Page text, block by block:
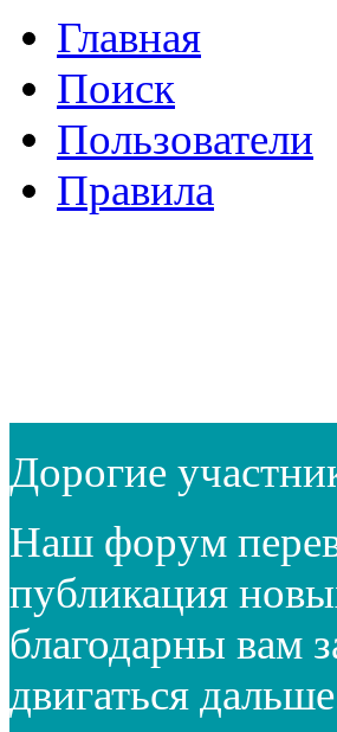
Главная
Поиск
Пользователи
Правила
Дорогие
Наш форум
публикация
благодарны вам
двигаться